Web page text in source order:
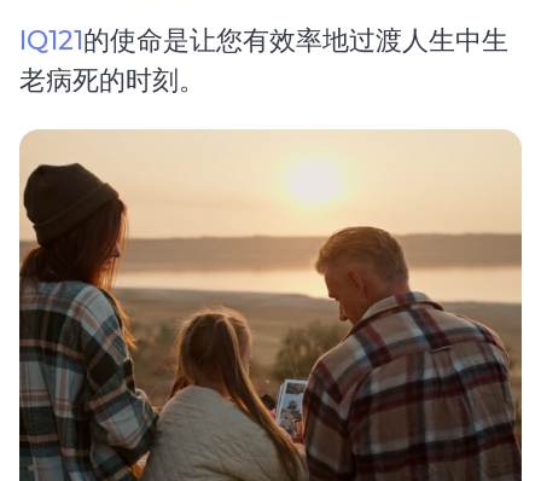
IQ121的使命是让您有效率地过渡人生中生
老病死的时刻。